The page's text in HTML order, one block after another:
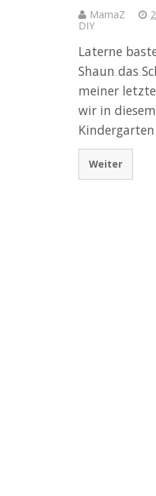
MamaZ
DIY
Laterne
Shaun das
meiner
wir in
Weiter